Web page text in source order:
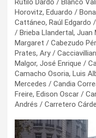
Rutilo Dardo / Blanco
Horovitz, Eduardo /
Cattáneo, Raúl Edgardo
/ Brieba Llandertal, Juan
Margaret / Cabezudo
Prates, Ary /
Malgor, José Enrique /
Camacho Osoria, Luis
Mercedes / Candia
Freire, Edison Oscar /
Andrés / Carretero